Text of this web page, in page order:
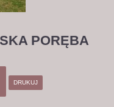
PORĘBA
DRUKUJ